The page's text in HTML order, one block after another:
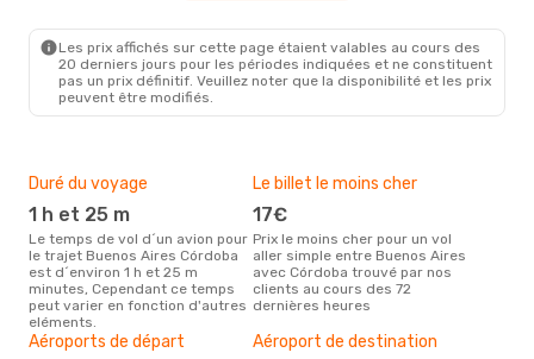
Les prix affichés sur cette page étaient valables au cours des
20 derniers jours pour les périodes indiquées et ne constituent
pas un prix définitif. Veuillez noter que la disponibilité et les prix
peuvent être modifiés.
Duré du voyage
1 h et 25 m
Le temps de vol d´un avion pour
le trajet Buenos Aires Córdoba
est d´environ 1 h et 25 m
minutes, Cependant ce temps
peut varier en fonction d'autres
eléments.
Le billet le moins cher
17€
Prix le moins cher pour un vol
aller simple entre Buenos Aires
avec Córdoba trouvé par nos
clients au cours des 72
dernières heures
Aéroports de départ Aéroport de destination